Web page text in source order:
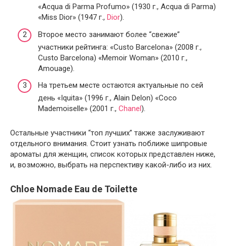
«Acqua di Parma Profumo» (1930 г., Acqua di Parma)
«Miss Dior» (1947 г., Dior).
Второе место занимают более “свежие”
участники рейтинга: «Custo Barcelona» (2008 г.,
Custo Barcelona) «Memoir Woman» (2010 г.,
Amouage).
На третьем месте остаются актуальные по сей
день «Iquita» (1996 г., Alain Delon) «Coco
Mademoiselle» (2001 г., Chanel ).
Остальные участники “топ лучших” также заслуживают
отдельного внимания. Стоит узнать поближе шипровые
ароматы для женщин, список которых представлен ниже,
и, возможно, выбрать на перспективу какой-либо из них.
Chloe Nomade Eau de Toilette